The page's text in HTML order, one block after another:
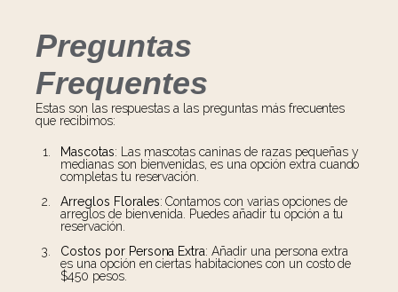
Preguntas
Frequentes
Estas son las respuestas a las preguntas más frecuentes
que recibimos:
Mascotas: Las mascotas caninas de razas pequeñas y
medianas son bienvenidas, es una opción extra cuando
completas tu reservación.
Arreglos Florales: Contamos con varias opciones de
arreglos de bienvenida. Puedes añadir tu opción a tu
reservación.
Costos por Persona Extra: Añadir una persona extra
es una opción en ciertas habitaciones con un costo de
$450 pesos.